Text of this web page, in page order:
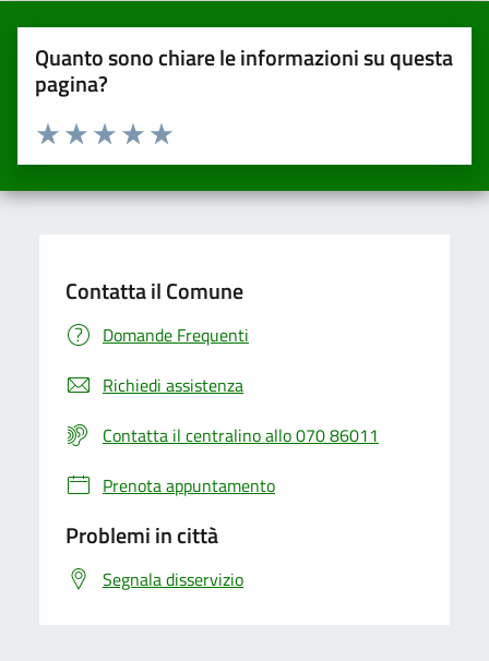
Quanto sono chiare le informazioni su questa
pagina?
Valuta da 1 a 5 stelle la pagina
Valuta 5 stelle su 5
Valuta 4 stelle su 5
Valuta 3 stelle su 5
Valuta 2 stelle su 5
Valuta una stella su 5
Contatta il Comune
Domande Frequenti
Richiedi assistenza
Contatta il centralino allo 070 86011
Prenota appuntamento
Problemi in città
Segnala disservizio